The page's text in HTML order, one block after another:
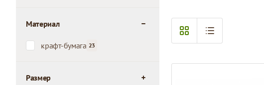
Материал
крафт-бумага 23
Размер